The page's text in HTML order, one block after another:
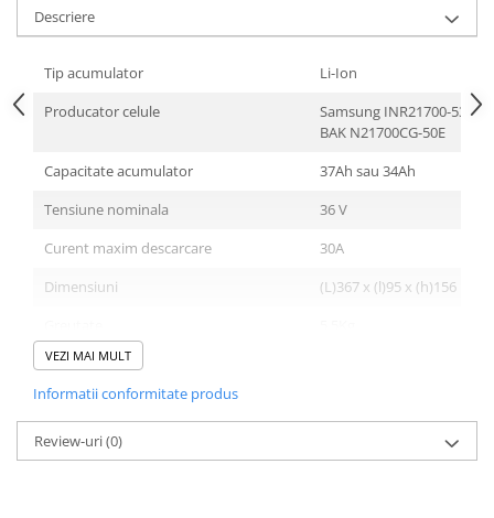
Descriere
Tip acumulator
Li-Ion
Producator celule
Samsung INR21700-53G2
BAK N21700CG-50E
Capacitate acumulator
37Ah sau 34Ah
Tensiune nominala
36 V
Curent maxim descarcare
30A
Dimensiuni
(L)367 x (l)95 x (h)156 mm
Material carcasa
Culoare
Tip conector incarcare
VEZI MAI MULT
Informatii conformitate produs
Review-uri(0)